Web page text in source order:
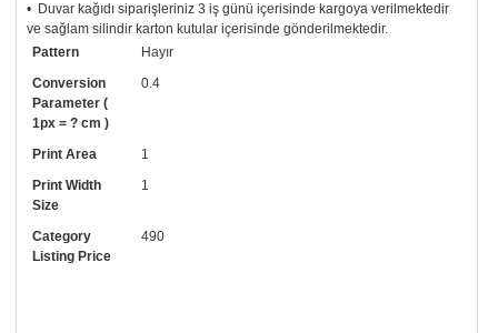
• Duvar kağıdı siparişleriniz 3 iş günü içerisinde kargoya verilmektedir
ve sağlam silindir karton kutular içerisinde gönderilmektedir.
• Tutkalınız, siparişiniz ile birlikte ücretsiz olarak gönderilecektir.
Uygulaması standart duvar kağıdı ile aynıdır. Siparişiniz ile birlikte
uygulama kılavuzu da gönderilecektir.
arayıp talebinizi iletebilirsiniz.
• Görselde düzenleme yaptırmak istiyorsanız yine bize telefon
numaramızdan ulaşabilirsiniz.
Pattern
Hayır
Conversion
Parameter (
1px = ? cm )
0.4
Print Area
1
Print Width
Size
1
Category
Listing Price
490